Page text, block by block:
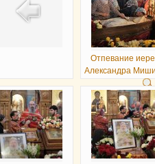
Отпевание
Александра